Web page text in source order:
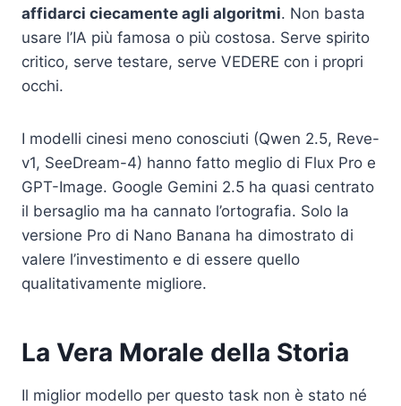
affidarci ciecamente agli algoritmi. Non basta
usare l’IA più famosa o più costosa. Serve spirito
critico, serve testare, serve VEDERE con i propri
occhi.
I modelli cinesi meno conosciuti (Qwen 2.5, Reve-
v1, SeeDream-4) hanno fatto meglio di Flux Pro e
GPT-Image. Google Gemini 2.5 ha quasi centrato
il bersaglio ma ha cannato l’ortografia. Solo la
versione Pro di Nano Banana ha dimostrato di
valere l’investimento e di essere quello
qualitativamente migliore.
La Vera Morale della Storia
Il miglior modello per questo task non è stato né